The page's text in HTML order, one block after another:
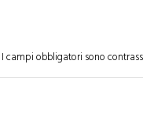
I campi obbligatori sono